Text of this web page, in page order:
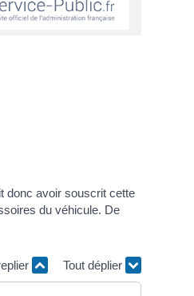
donc avoir souscrit cette
du véhicule. De
Tout déplier